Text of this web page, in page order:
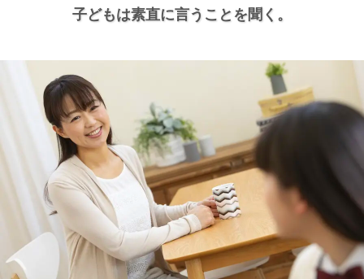
子どもは素直に言うことを聞く。